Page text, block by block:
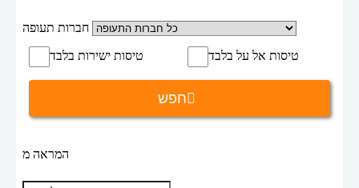
חפש
חברות תעופה
טיסות ישירות בלבד טיסות אל על בלבד
המראה מ